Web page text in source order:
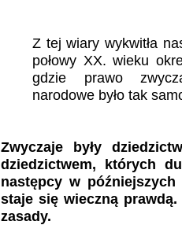
Z tej wiary wykwitła
połowy XX. wieku
gdzie prawo
narodowe było tak
Zwyczaje były
dziedzictwem, których
następcy w
staje się wieczną prawdą.
zasady.